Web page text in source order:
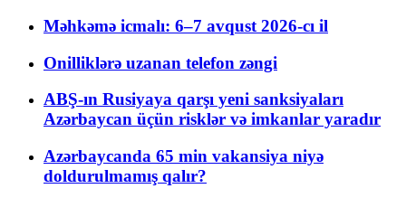
Məhkəmə icmalı: 6–7 avqust 2026-cı il
Onilliklərə uzanan telefon zəngi
ABŞ-ın Rusiyaya qarşı yeni sanksiyaları
Azərbaycan üçün risklər və imkanlar yaradır
Azərbaycanda 65 min vakansiya niyə
doldurulmamış qalır?